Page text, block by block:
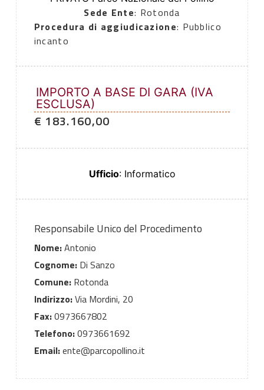
Sede Ente: Rotonda
Procedura di aggiudicazione: Pubblico
incanto
IMPORTO A BASE DI GARA (IVA
ESCLUSA)
€ 183.160,00
Ufficio: Informatico
Responsabile Unico del Procedimento
Nome:Antonio
Cognome:Di Sanzo
Comune:Rotonda
Indirizzo:Via Mordini, 20
Fax:0973667802
Telefono:0973661692
Email:ente@parcopollino.it